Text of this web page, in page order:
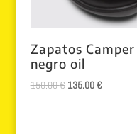
Zapatos
negro oil
150.00€ El
135.00€El